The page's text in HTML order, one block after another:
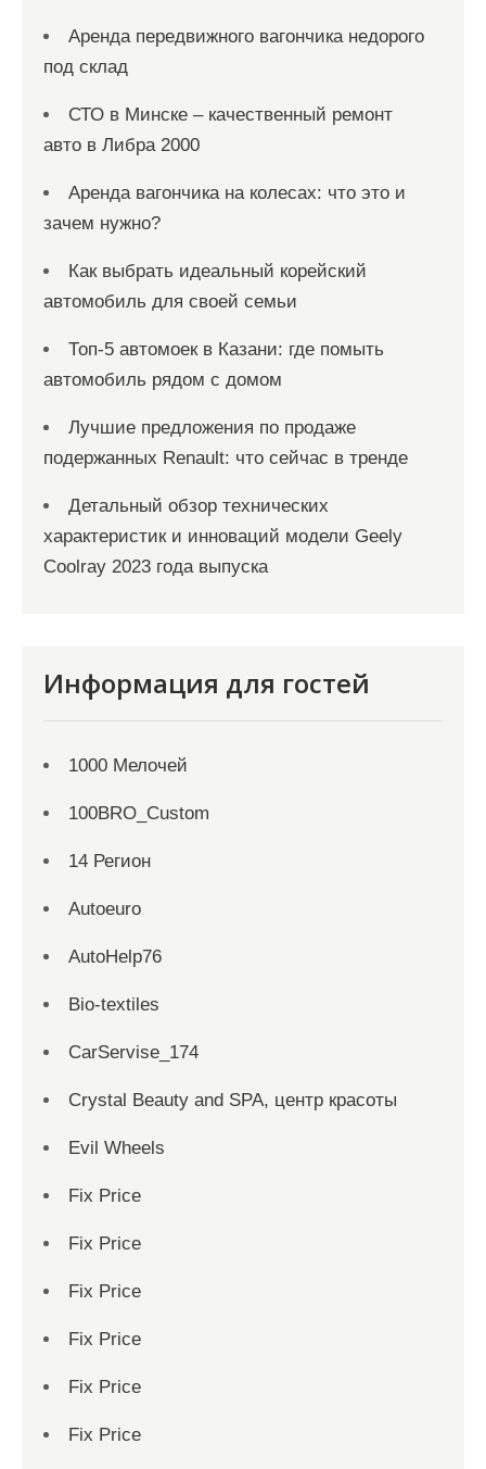
Аренда передвижного вагончика недорого
под склад
СТО в Минске – качественный ремонт
авто в Либра 2000
Аренда вагончика на колесах: что это и
зачем нужно?
Как выбрать идеальный корейский
автомобиль для своей семьи
Топ-5 автомоек в Казани: где помыть
автомобиль рядом с домом
Лучшие предложения по продаже
подержанных Renault: что сейчас в тренде
Детальный обзор технических
характеристик и инноваций модели Geely
Coolray 2023 года выпуска
Информация для гостей
1000 Мелочей
100BRO_Custom
14 Регион
Autoeuro
AutoHelp76
Bio-textiles
CarServise_174
Crystal Beauty and SPA, центр красоты
Evil Wheels
Fix Price
Fix Price
Fix Price
Fix Price
Fix Price
Fix Price